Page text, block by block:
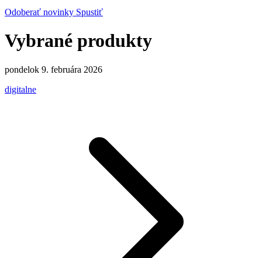
Odoberať novinky Spustiť
Vybrané produkty
pondelok 9. februára 2026
digitalne